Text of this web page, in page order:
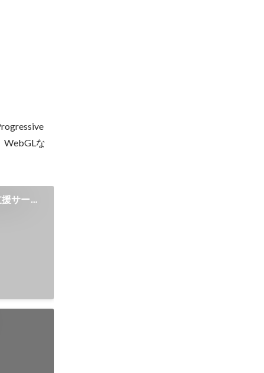
WebGLな
サービ